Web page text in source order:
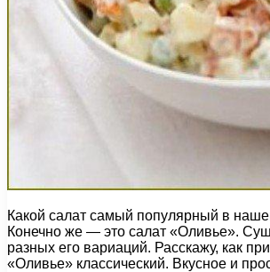
Какой салат самый популярный в
Конечно же — это салат «Оливье».
разных его вариаций. Расскажу, как
«Оливье» классический. Вкусное и